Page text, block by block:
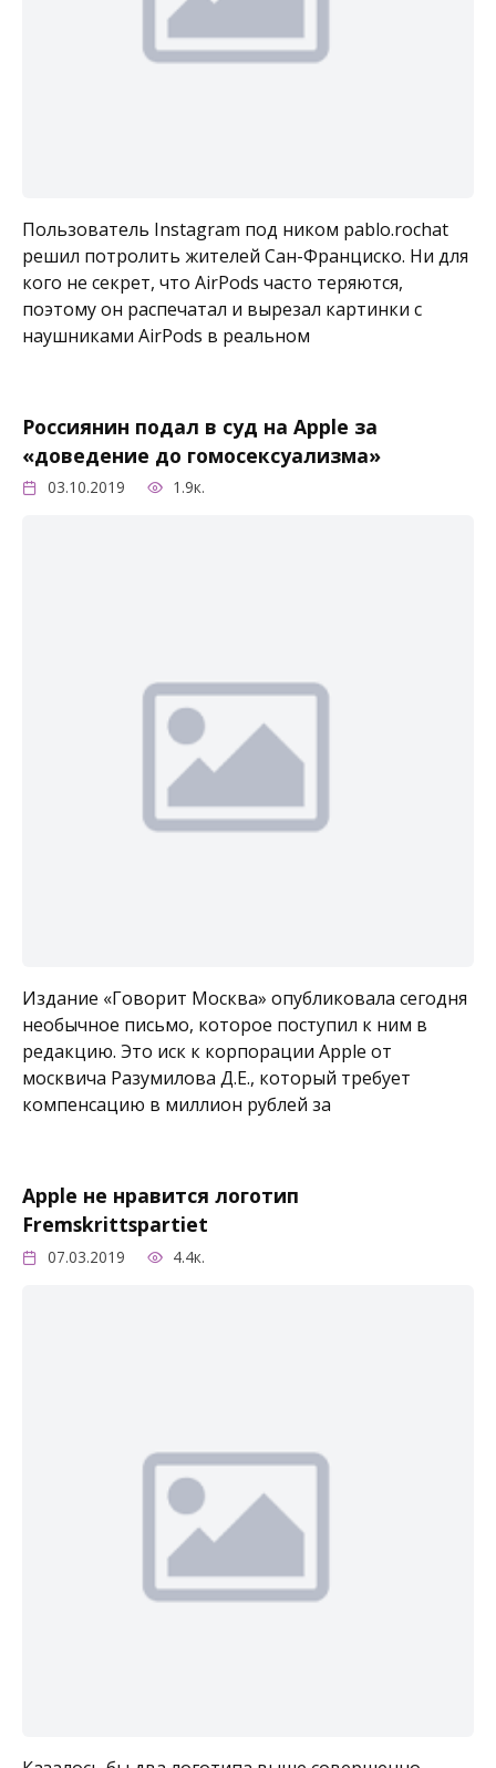
Пользователь Instagram под ником pablo.rochat
решил потролить жителей Сан-Франциско. Ни для
кого не секрет, что AirPods часто теряются,
поэтому он распечатал и вырезал картинки с
наушниками AirPods в реальном
Россиянин подал в суд на Apple за
«доведение до гомосексуализма»
03.10.2019 1.9к.
Издание «Говорит Москва» опубликовала сегодня
необычное письмо, которое поступил к ним в
редакцию. Это иск к корпорации Apple от
москвича Разумилова Д.Е., который требует
компенсацию в миллион рублей за
Apple не нравится логотип
Fremskrittspartiet
07.03.2019 4.4к.